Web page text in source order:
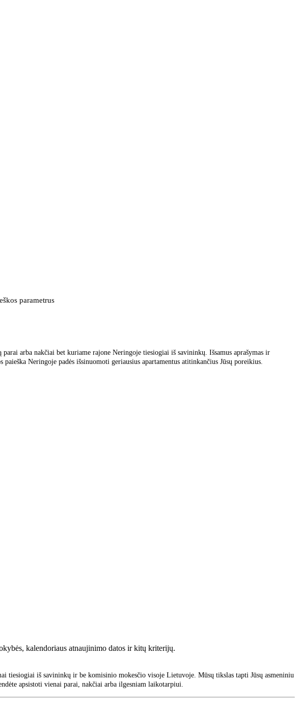
parametrus
arba nakčiai bet kuriame rajone Neringoje tiesiogiai iš savininkų. Išsamus aprašymas ir
Neringoje padės išsinuomoti geriausius apartamentus atitinkančius Jūsų poreikius.
kalendoriaus atnaujinimo datos ir kitų kriterijų.
tiesiogiai iš savininkų ir be komisinio mokesčio visoje Lietuvoje. Mūsų tikslas tapti Jūsų asmeniniu
apsistoti vienai parai, nakčiai arba ilgesniam laikotarpiui.